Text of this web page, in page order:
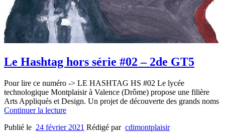
Le Hashtag hors série #02 – 2de GT5
Pour lire ce numéro -> LE HASHTAG HS #02 Le lycée
technologique Montplaisir à Valence (Drôme) propose une filière
Arts Appliqués et Design. Un projet de découverte des grands noms
Continuer la lecture
Publié le 24 février 2021 Rédigé par cdimontplaisir